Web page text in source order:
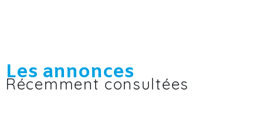
Les annonces
Récemment consultées